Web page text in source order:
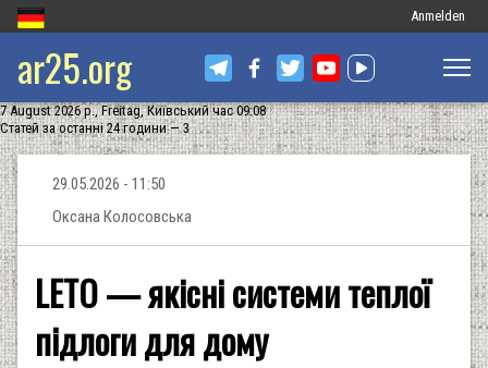
Меню
запису
користувача
Anmelden
ar25.org
7 August 2026 р., Freitag, Київський час 09:08
Статей за останні 24 години — 3
29.05.2026 - 11:50
Оксана Колосовська
LETO — якісні системи теплої
підлоги для дому